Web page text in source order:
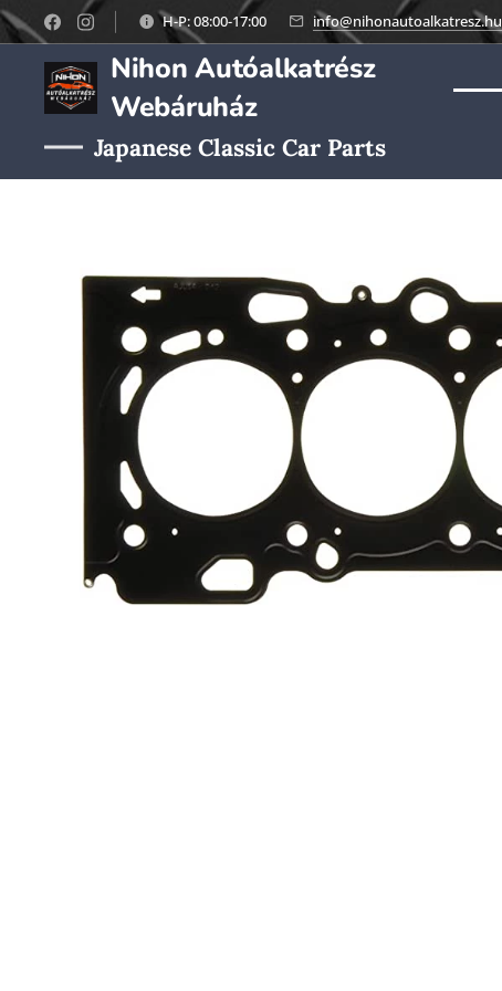
H-P: 08:00-17:00 info@nihonautoalkatresz.hu
Nihon Autóalkatrész
Webáruház
Japanese Classic Car Parts